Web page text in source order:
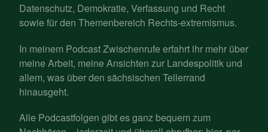
Datenschutz, Demokratie, Verfassung und Recht
sowie für den Themenbereich Rechts-extremismus.
In meinem Podcast Zwischenrufe erfahrt ihr mehr über
meine Arbeit, meine Ansichten zur Landespolitik und
allem, was über den sächsischen Tellerrand
hinausgeht.
Alle Podcastfolgen gibt es ganz bequem zum